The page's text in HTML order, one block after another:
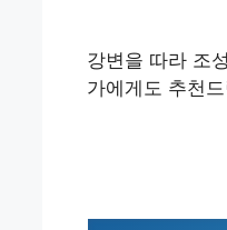
강변을 따라 조
가에게도 추천